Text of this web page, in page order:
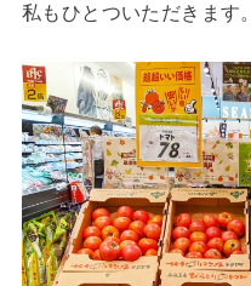
私もひとついただきます。